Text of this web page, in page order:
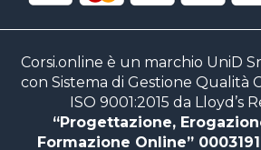
Corsi.online è un marchio UniD
con Sistema di Gestione Qualità
ISO 9001:2015 da Lloyd’s
“Progettazione,
Formazione Online”